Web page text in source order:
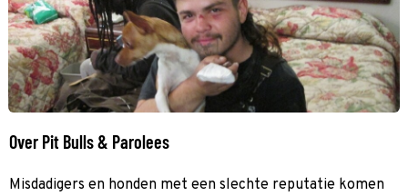
Over Pit Bulls & Parolees
Misdadigers en honden met een slechte reputatie komen